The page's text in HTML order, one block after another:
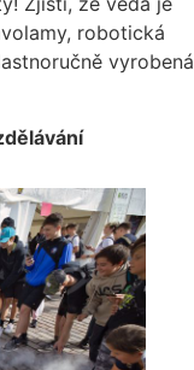
robotická
vyrobená